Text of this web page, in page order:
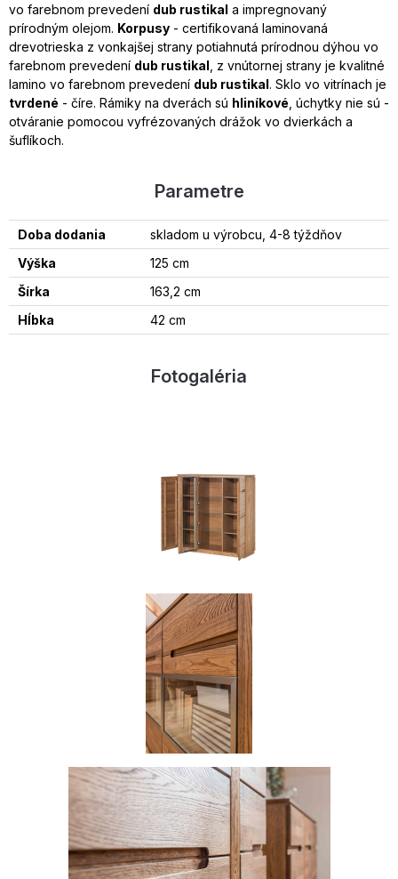
vo farebnom prevedení dub rustikal a impregnovaný
prírodným olejom. Korpusy - certifikovaná laminovaná
drevotrieska z vonkajšej strany potiahnutá prírodnou dýhou vo
farebnom prevedení dub rustikal , z vnútornej strany je kvalitné
lamino vo farebnom prevedení dub rustikal. Sklo vo vitrínach je
tvrdené - číre. Rámiky na dverách sú hliníkové , úchytky nie sú -
otváranie pomocou vyfrézovaných drážok vo dvierkách a
šuflíkoch.
Parametre
Doba dodania
skladom u výrobcu, 4-8 týždňov
Výška
125 cm
Šírka
163,2 cm
Hĺbka
42 cm
Fotogaléria